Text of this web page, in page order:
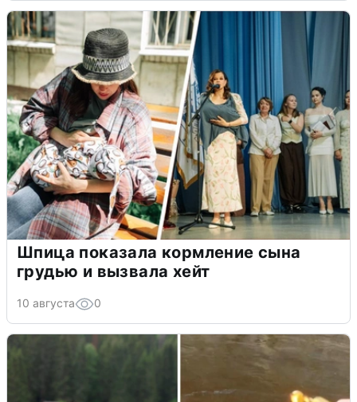
Шпица показала кормление сына
грудью и вызвала хейт
10 августа 0